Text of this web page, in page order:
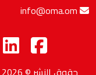
info@oma.om